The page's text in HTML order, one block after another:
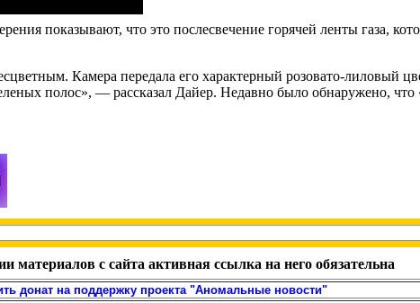
показывают, что это послесвечение горячей ленты газа,
Камера передала его характерный розовато-лиловый
полос», — рассказал Дайер. Недавно было обнаружено, что
материалов с сайта активная ссылка на него обязательна
донат на поддержку проекта "Аномальные новости"